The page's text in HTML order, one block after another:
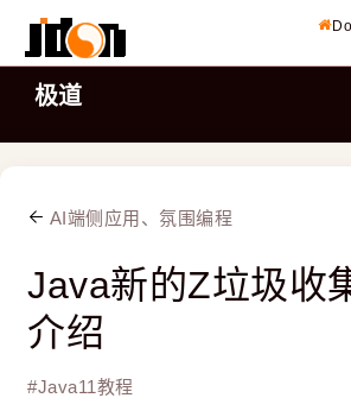
极道
AI端侧应用、氛围编程
Java新的Z垃圾收
介绍
#Java11教程